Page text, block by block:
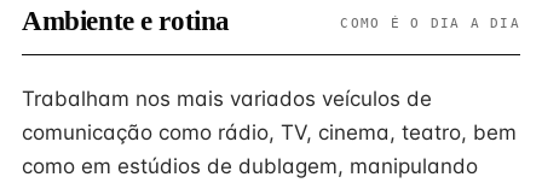
Ambiente e rotina COMO É O DIA A DIA
Trabalham nos mais variados veículos de
comunicação como rádio, TV, cinema, teatro, bem
como em estúdios de dublagem, manipulando